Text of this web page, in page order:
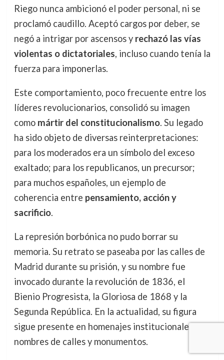
Riego nunca ambicionó el poder personal, ni se
proclamó caudillo. Aceptó cargos por deber, se
negó a intrigar por ascensos y rechazó las vías
violentas o dictatoriales, incluso cuando tenía la
fuerza para imponerlas.
Este comportamiento, poco frecuente entre los
líderes revolucionarios, consolidó su imagen
como mártir del constitucionalismo. Su legado
ha sido objeto de diversas reinterpretaciones:
para los moderados era un símbolo del exceso
exaltado; para los republicanos, un precursor;
para muchos españoles, un ejemplo de
coherencia entre pensamiento, acción y
sacrificio.
La represión borbónica no pudo borrar su
memoria. Su retrato se paseaba por las calles de
Madrid durante su prisión, y su nombre fue
invocado durante la revolución de 1836, el
Bienio Progresista, la Gloriosa de 1868 y la
Segunda República. En la actualidad, su figura
sigue presente en homenajes institucionales,
nombres de calles y monumentos.